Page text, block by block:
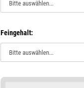
Feingehalt: